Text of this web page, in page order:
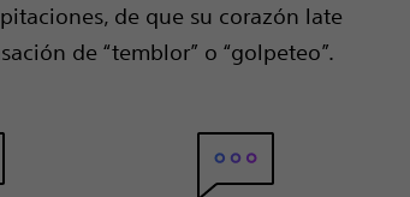
de que su corazón late
de “temblor” o “golpeteo”.